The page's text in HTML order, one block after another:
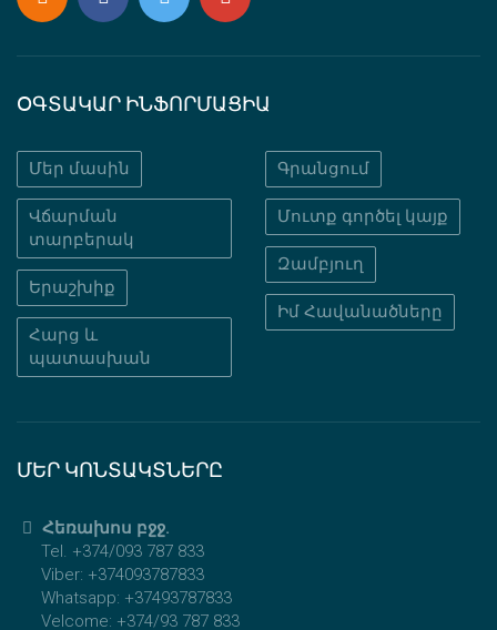
ՕԳՏԱԿԱՐ ԻՆՖՈՐՄԱՑԻԱ
Մեր մասին
Վճարման
տարբերակ
Երաշխիք
Հարց և
պատասխան
Գրանցում
Մուտք գործել կայք
Զամբյուղ
Իմ Հավանածները
ՄԵՐ ԿՈՆՏԱԿՏՆԵՐԸ
Հեռախոս բջջ.
Tel. +374/093 787 833
Viber: +374093787833
Whatsapp: +37493787833
Velcome: +374/93 787 833